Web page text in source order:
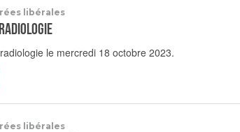
libérales
le mercredi 18 octobre 2023.
libérales